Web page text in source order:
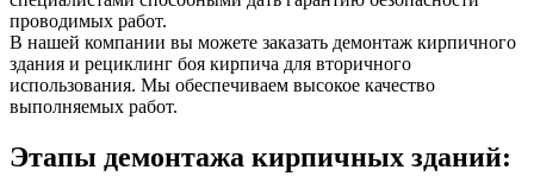
проводимых работ.
В нашей компании вы можете заказать демонтаж кирпичного
здания и рециклинг боя кирпича для вторичного
использования. Мы обеспечиваем высокое качество
выполняемых работ.
Этапы демонтажа кирпичных зданий: